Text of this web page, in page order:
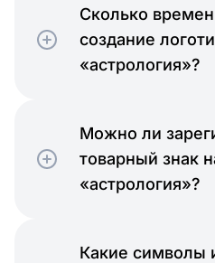
Сколько
создание
«астрология»?
Можно ли
товарный знак
«астрология»?
Какие символы